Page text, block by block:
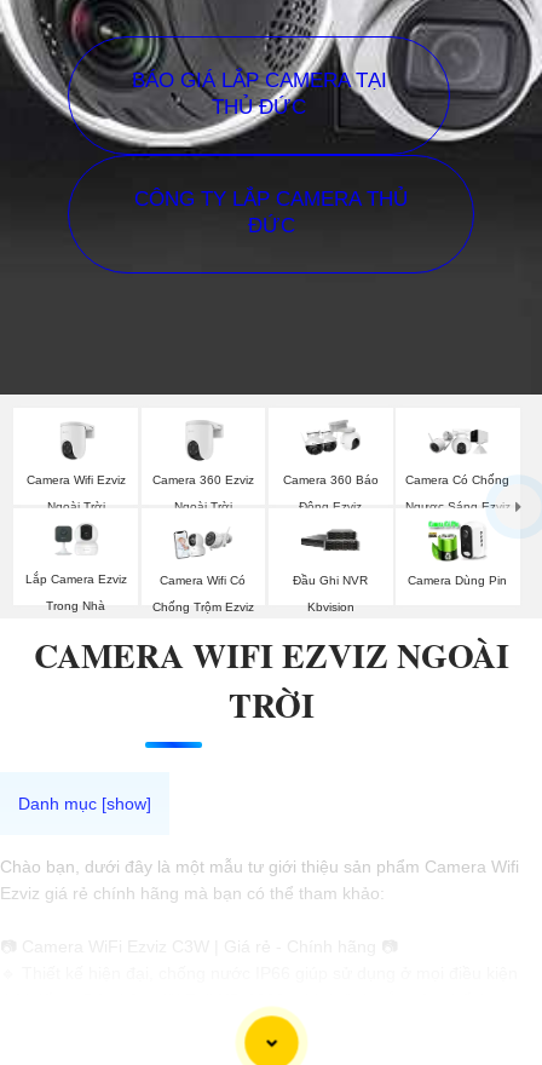
BÁO GIÁ LẮP CAMERA TẠI
THỦ ĐỨC
CÔNG TY LẮP CAMERA THỦ
ĐỨC
Camera Wifi Ezviz
Ngoài Trời
Camera 360 Ezviz
Ngoài Trời
Camera 360 Báo
Động Ezviz
Camera Có Chống
Ngược Sáng Ezviz
Lắp Camera Ezviz
Trong Nhà
Camera Wifi Có
Chống Trộm Ezviz
Đầu Ghi NVR
Kbvision
Camera Dùng Pin
CAMERA WIFI EZVIZ NGOÀI
TRỜI
Chào bạn, dưới đây là một mẫu tư giới thiệu sản phẩm Camera Wifi
Ezviz giá rẻ chính hãng mà bạn có thể tham khảo:
cao.🔹 Kết nối không dây qua WiFi, dễ dàng cài đặt và sử dụng.🔹 Hỗ
trợ thẻ nhớ lên đến 256GB, ghi lại và lưu trữ thông tin dễ dàng.🔹 Tính